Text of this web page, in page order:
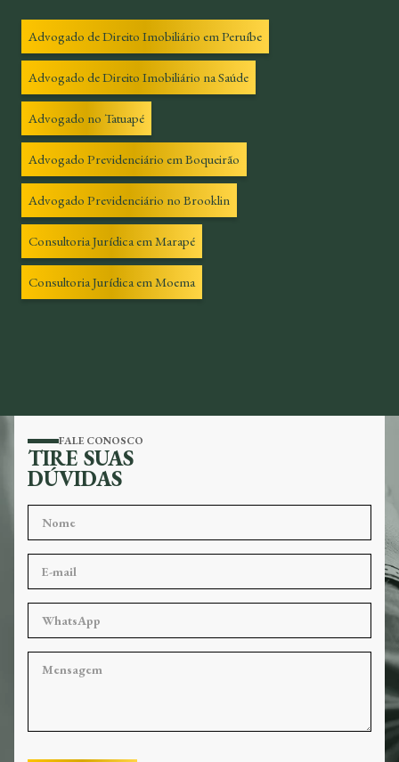
Advogado de Direito Imobiliário em Peruíbe
Advogado de Direito Imobiliário na Saúde
Advogado no Tatuapé
Advogado Previdenciário em Boqueirão
Advogado Previdenciário no Brooklin
Consultoria Jurídica em Marapé
Consultoria Jurídica em Moema
FALE CONOSCO
TIRE SUAS
DÚVIDAS